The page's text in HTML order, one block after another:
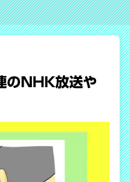
のNHK放送や